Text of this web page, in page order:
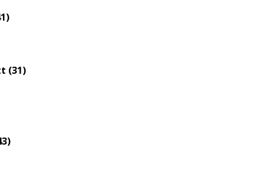
eloszlás
(31)